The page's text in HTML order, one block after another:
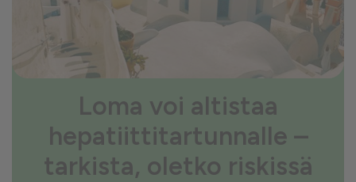
Loma voi altistaa
hepatiittitartunnalle –
tarkista, oletko riskissä